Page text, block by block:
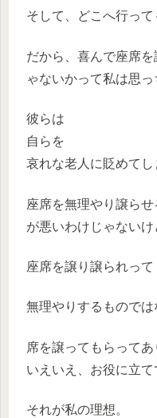
そして、どこへ行って
だから、喜んで座席
ゃないかって私は思っ
彼らは
自らを
哀れな老人に貶めてし
座席を無理やり譲ら
が悪いわけじゃないけ
座席を譲り譲られって
無理やりするものでは
席を譲ってもらってあ
いえいえ、お役に立て
それが私の理想。